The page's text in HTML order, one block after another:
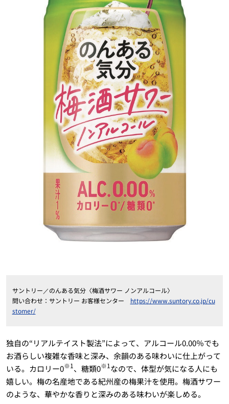
サントリー／のんある気分〈梅酒サワー ノンアルコール〉
問い合わせ：サントリー お客様センター https://www.suntory.co.jp/cu
stomer/
独自の“リアルテイスト製法”によって、アルコール0.00％でも
お酒らしい複雑な香味と深み、余韻のある味わいに仕上がって
いる。カロリー0※1、糖類0※1なので、体型が気になる人にも
嬉しい。梅の名産地である紀州産の梅果汁を使用。梅酒サワー
のような、華やかな香りと深みのある味わいが楽しめる。